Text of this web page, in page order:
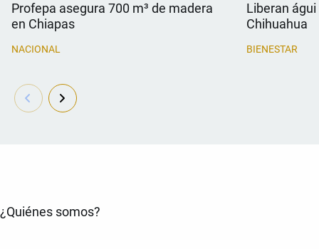
Profepa asegura 700 m³ de madera
en Chiapas
NACIONAL
Liberan
Chihuahua
BIENESTAR
¿Quiénes somos?